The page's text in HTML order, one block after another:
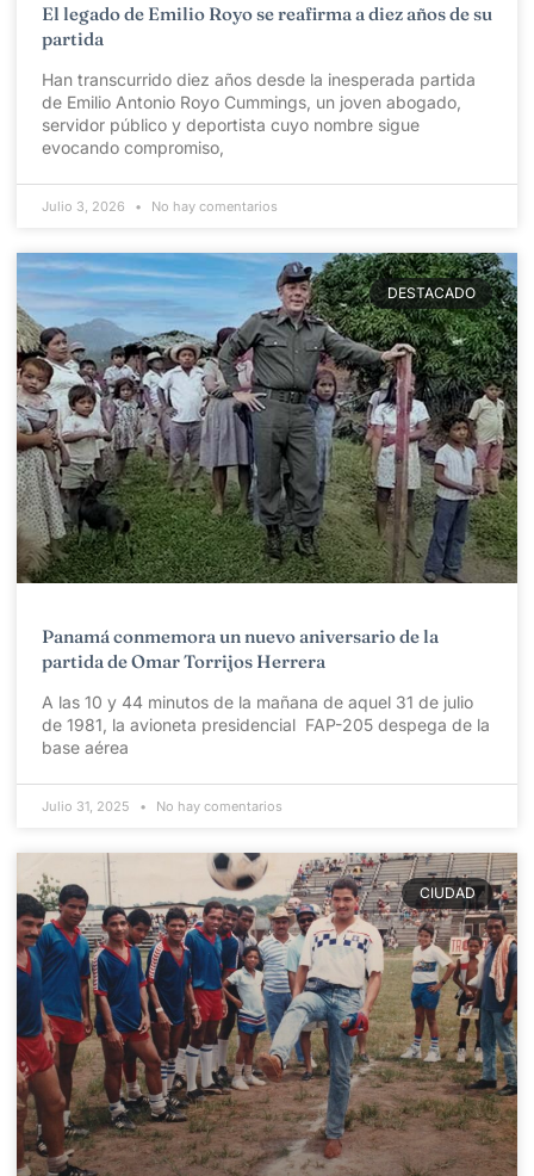
El legado de Emilio Royo se reafirma a diez años de su
partida
Han transcurrido diez años desde la inesperada partida
de Emilio Antonio Royo Cummings, un joven abogado,
servidor público y deportista cuyo nombre sigue
evocando compromiso,
Julio 3, 2026 No hay comentarios
DESTACADO
Panamá conmemora un nuevo aniversario de la
partida de Omar Torrijos Herrera
A las 10 y 44 minutos de la mañana de aquel 31 de julio
de 1981, la avioneta presidencial FAP-205 despega de la
base aérea
Julio 31, 2025 No hay comentarios
CIUDAD